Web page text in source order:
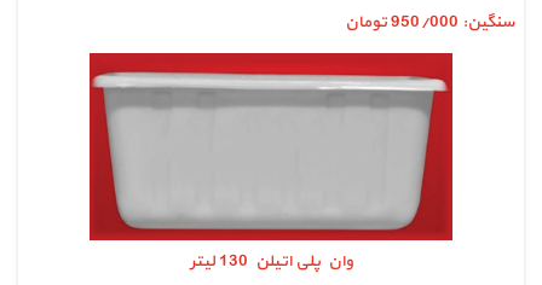
سنگین: 950/000 تومان
وان پلی اتیلن 130 لیتر